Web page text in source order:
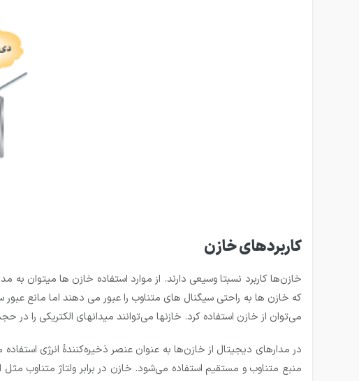
کاربردهای خازن
خازن‌ها کاربرد‌ نسبتا وسیعی دارند. از موارد استفاده خازن ها میتوان
که خازن ها به راحتی سیگنال های متناوب را عبور می دهند اما مانع
می‌توان از خازن استفاده کرد. خازنها می‌توانند میدانهای الکتریکی را در
در مدارهای دیجیتال از خازن‌ها به عنوان عنصر ذخیره‌کنندهٔ انرژی
منبع متناوب و مستقیم استفاده می‌شود. خازن در برابر ولتاژ متناوب